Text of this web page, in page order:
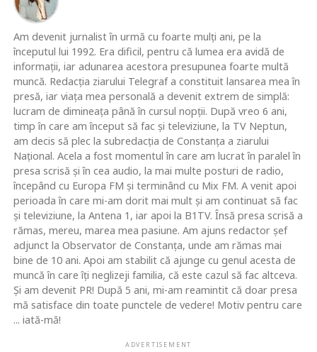
Am devenit jurnalist în urmă cu foarte mulţi ani, pe la
începutul lui 1992. Era dificil, pentru că lumea era avidă de
informaţii, iar adunarea acestora presupunea foarte multă
muncă. Redacţia ziarului Telegraf a constituit lansarea mea în
presă, iar viaţa mea personală a devenit extrem de simplă:
lucram de dimineaţa până în cursul nopţii. După vreo 6 ani,
timp în care am început să fac şi televiziune, la TV Neptun,
am decis să plec la subredacţia de Constanţa a ziarului
Naţional. Acela a fost momentul în care am lucrat în paralel în
presa scrisă şi în cea audio, la mai multe posturi de radio,
începând cu Europa FM şi terminând cu Mix FM. A venit apoi
perioada în care mi-am dorit mai mult şi am continuat să fac
şi televiziune, la Antena 1, iar apoi la B1TV. Însă presa scrisă a
rămas, mereu, marea mea pasiune. Am ajuns redactor şef
adjunct la Observator de Constanţa, unde am rămas mai
bine de 10 ani. Apoi am stabilit că ajunge cu genul acesta de
muncă în care îţi neglizeji familia, că este cazul să fac altceva.
Şi am devenit PR! După 5 ani, mi-am reamintit că doar presa
mă satisface din toate punctele de vedere! Motiv pentru care
... iată-mă!
ADVERTISEMENT